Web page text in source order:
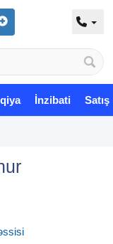
İnzibati Satış